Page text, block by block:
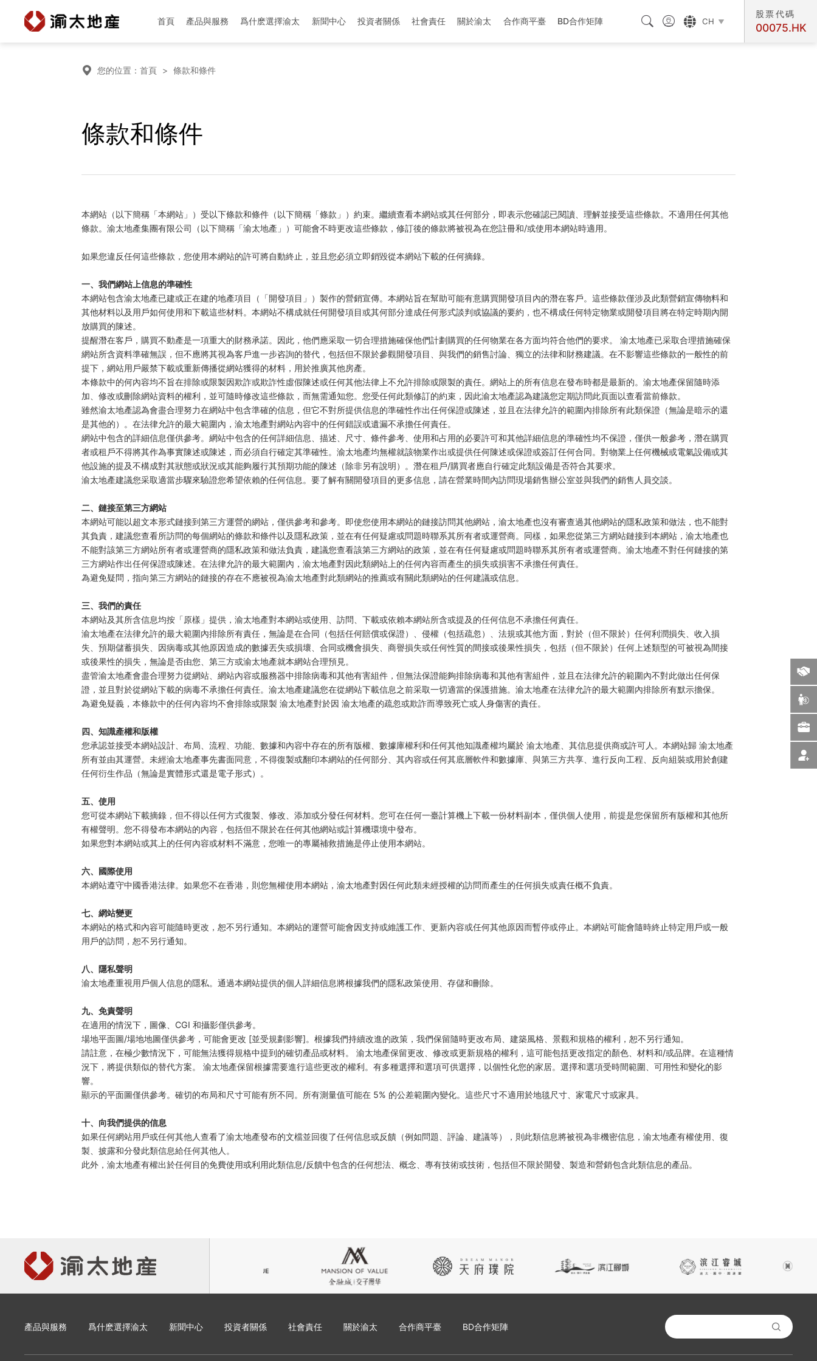
首頁 產品與服務 爲什麽選擇渝太 新聞中心 投資者關係 社會責任 關於渝太 合作商平臺 BD合作矩陣    CH 
股票代碼
00075.HK
產品與服務
新聞中心
社會責任
關於渝太
合作商平臺
BD合作矩陣
登录您的帐户
 您的位置：首頁 > 條款和條件
條款和條件
本網站（以下簡稱「本網站」）受以下條款和條件（以下簡稱「條款」）約束。繼續查看本網站或其任何部分，即表示您確認已閱讀、理解並接受這些條款。不適用任何其他
條款。渝太地產集團有限公司（以下簡稱「渝太地產」）可能會不時更改這些條款，修訂後的條款將被視為在您註冊和/或使用本網站時適用。
如果您違反任何這些條款，您使用本網站的許可將自動終止，並且您必須立即銷毀從本網站下載的任何摘錄。
一、我們網站上信息的準確性
本網站包含渝太地產已建或正在建的地產項目（「開發項目」）製作的營銷宣傳。本網站旨在幫助可能有意購買開發項目內的潛在客戶。這些條款僅涉及此類營銷宣傳物料和
其他材料以及用戶如何使用和下載這些材料。本網站不構成就任何開發項目或其何部分達成任何形式談判或協議的要約，也不構成任何特定物業或開發項目將在特定時期內開
放購買的陳述。
提醒潛在客戶，購買不動產是一項重大的財務承諾。因此，他們應采取一切合理措施確保他們計劃購買的任何物業在各方面均符合他們的要求。 渝太地產已采取合理措施確保
網站所含資料準確無誤，但不應將其視為客戶進一步咨詢的替代，包括但不限於參觀開發項目、與我們的銷售討論、獨立的法律和財務建議。在不影響這些條款的一般性的前
提下，網站用戶嚴禁下載或重新傳播從網站獲得的材料，用於推廣其他房產。
本條款中的何內容均不旨在排除或限製因欺詐或欺詐性虛假陳述或任何其他法律上不允許排除或限製的責任。網站上的所有信息在發布時都是最新的。渝太地產保留隨時添
加、修改或刪除網站資料的權利，並可隨時修改這些條款，而無需通知您。您受任何此類修訂的約束，因此渝太地產認為建議您定期訪問此頁面以查看當前條款。
雖然渝太地產認為會盡合理努力在網站中包含準確的信息，但它不對所提供信息的準確性作出任何保證或陳述，並且在法律允許的範圍內排除所有此類保證（無論是暗示的還
是其他的）。在法律允許的最大範圍內，渝太地產對網站內容中的任何錯誤或遺漏不承擔任何責任。
網站中包含的詳細信息僅供參考。網站中包含的任何詳細信息、描述、尺寸、條件參考、使用和占用的必要許可和其他詳細信息的準確性均不保證，僅供一般參考，潛在購買
者或租戶不得將其作為事實陳述或陳述，而必須自行確定其準確性。渝太地產均無權就該物業作出或提供任何陳述或保證或簽訂任何合同。對物業上任何機械或電氣設備或其
他設施的提及不構成對其狀態或狀況或其能夠履行其預期功能的陳述（除非另有說明）。潛在租戶/購買者應自行確定此類設備是否符合其要求。
渝太地產建議您采取適當步驟來驗證您希望依賴的任何信息。要了解有關開發項目的更多信息，請在營業時間內訪問現場銷售辦公室並與我們的銷售人員交談。
二、鏈接至第三方網站
本網站可能以超文本形式鏈接到第三方運營的網站，僅供參考和參考。即使您使用本網站的鏈接訪問其他網站，渝太地產也沒有審查過其他網站的隱私政策和做法，也不能對
其負責，建議您查看所訪問的每個網站的條款和條件以及隱私政策，並在有任何疑慮或問題時聯系其所有者或運營商。同樣，如果您從第三方網站鏈接到本網站，渝太地產也
不能對該第三方網站所有者或運營商的隱私政策和做法負責，建議您查看該第三方網站的政策，並在有任何疑慮或問題時聯系其所有者或運營商。渝太地產不對任何鏈接的第
三方網站作出任何保證或陳述。在法律允許的最大範圍內，渝太地產對因此類網站上的任何內容而產生的損失或損害不承擔任何責任。
為避免疑問，指向第三方網站的鏈接的存在不應被視為渝太地產對此類網站的推薦或有關此類網站的任何建議或信息。
三、我們的責任
本網站及其所含信息均按「原樣」提供，渝太地產對本網站或使用、訪問、下載或依賴本網站所含或提及的任何信息不承擔任何責任。
渝太地產在法律允許的最大範圍內排除所有責任，無論是在合同（包括任何賠償或保證）、侵權（包括疏忽）、法規或其他方面，對於（但不限於）任何利潤損失、收入損
失、預期儲蓄損失、因病毒或其他原因造成的數據丟失或損壞、合同或機會損失、商譽損失或任何性質的間接或後果性損失，包括（但不限於）任何上述類型的可被視為間接
或後果性的損失，無論是否由您、第三方或渝太地產就本網站合理預見。
盡管渝太地產會盡合理努力從網站、網站內容或服務器中排除病毒和其他有害組件，但無法保證能夠排除病毒和其他有害組件，並且在法律允許的範圍內不對此做出任何保
證，並且對於從網站下載的病毒不承擔任何責任。渝太地產建議您在從網站下載信息之前采取一切適當的保護措施。渝太地產在法律允許的最大範圍內排除所有默示擔保。
為避免疑義，本條款中的任何內容均不會排除或限製 渝太地產對於因 渝太地產的疏忽或欺詐而導致死亡或人身傷害的責任。
四、知識產權和版權
您承認並接受本網站設計、布局、流程、功能、數據和內容中存在的所有版權、數據庫權利和任何其他知識產權均屬於 渝太地產、其信息提供商或許可人。本網站歸 渝太地產
所有並由其運營。未經渝太地產事先書面同意，不得復製或翻印本網站的任何部分、其內容或任何其底層軟件和數據庫、與第三方共享、進行反向工程、反向組裝或用於創建
任何衍生作品（無論是實體形式還是電子形式）。
五、使用
您可從本網站下載摘錄，但不得以任何方式復製、修改、添加或分發任何材料。您可在任何一臺計算機上下載一份材料副本，僅供個人使用，前提是您保留所有版權和其他所
有權聲明。您不得發布本網站的內容，包括但不限於在任何其他網站或計算機環境中發布。
如果您對本網站或其上的任何內容或材料不滿意，您唯一的專屬補救措施是停止使用本網站。
六、國際使用
本網站遵守中國香港法律。如果您不在香港，則您無權使用本網站，渝太地產對因任何此類未經授權的訪問而產生的任何損失或責任概不負責。
七、網站變更
本網站的格式和內容可能隨時更改，恕不另行通知。本網站的運營可能會因支持或維護工作、更新內容或任何其他原因而暫停或停止。本網站可能會隨時終止特定用戶或一般
用戶的訪問，恕不另行通知。
八、隱私聲明
渝太地產重視用戶個人信息的隱私。通過本網站提供的個人詳細信息將根據我們的隱私政策使用、存儲和刪除。
九、免責聲明
在適用的情況下，圖像、CGI 和攝影僅供參考。
場地平面圖/場地地圖僅供參考，可能會更改 [並受規劃影響]。根據我們持續改進的政策，我們保留隨時更改布局、建築風格、景觀和規格的權利，恕不另行通知。
請註意，在極少數情況下，可能無法獲得規格中提到的確切產品或材料。 渝太地產保留更改、修改或更新規格的權利，這可能包括更改指定的顏色、材料和/或品牌。在這種情
況下，將提供類似的替代方案。 渝太地產保留根據需要進行這些更改的權利。有多種選擇和選項可供選擇，以個性化您的家居。選擇和選項受時間範圍、可用性和變化的影
響。
顯示的平面圖僅供參考。確切的布局和尺寸可能有所不同。所有測量值可能在 5% 的公差範圍內變化。這些尺寸不適用於地毯尺寸、家電尺寸或家具。
十、向我們提供的信息
如果任何網站用戶或任何其他人查看了渝太地產發布的文檔並回復了任何信息或反饋（例如問題、評論、建議等），則此類信息將被視為非機密信息，渝太地產有權使用、復
製、披露和分發此類信息給任何其他人。
此外，渝太地產有權出於任何目的免費使用或利用此類信息/反饋中包含的任何想法、概念、專有技術或技術，包括但不限於開發、製造和營銷包含此類信息的產品。

產品與服務 爲什麽選擇渝太 新聞中心 投資者關係 社會責任 關於渝太 合作商平臺 BD合作矩陣